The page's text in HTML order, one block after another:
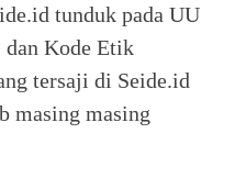
tunduk pada UU
dan Kode Etik
tersaji di Seide.id
masing masing